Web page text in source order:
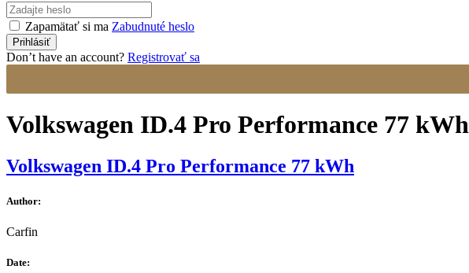
Zapamätať si ma Zabudnuté heslo
Don’t have an account? Registrovať sa
Volkswagen ID.4 Pro Performance 77 kWh
Volkswagen ID.4 Pro Performance 77 kWh
Author:
Carfin
Date: